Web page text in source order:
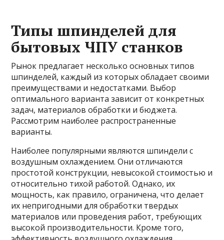
Типы шпинделей для
бытовых ЧПУ станков
Рынок предлагает несколько основных типов
шпинделей, каждый из которых обладает своими
преимуществами и недостатками. Выбор
оптимального варианта зависит от конкретных
задач, материалов обработки и бюджета.
Рассмотрим наиболее распространенные
варианты.
Наиболее популярными являются шпиндели с
воздушным охлаждением. Они отличаются
простотой конструкции, невысокой стоимостью и
относительно тихой работой. Однако, их
мощность, как правило, ограничена, что делает
их непригодными для обработки твердых
материалов или проведения работ, требующих
высокой производительности. Кроме того,